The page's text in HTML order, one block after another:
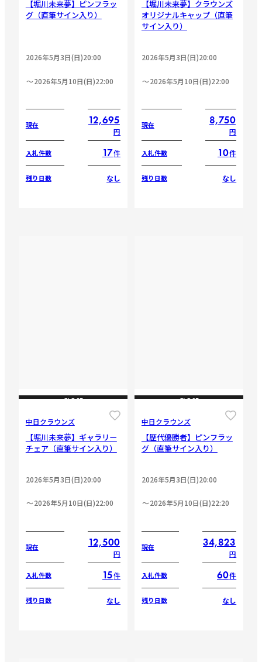
【堀川未来夢】ピンフラッ
グ（直筆サイン入り）
2026年5月3日(日)20:00
2026年5月10日(日)22:00
現在 12,695
円
入札件数 17件
残り日数 なし
【堀川未来夢】クラウンズ
オリジナルキャップ（直筆
サイン入り）
2026年5月3日(日)20:00
2026年5月10日(日)22:00
現在 8,750
円
入札件数 10件
残り日数 なし
CLOSE
中日クラウンズ
【堀川未来夢】ギャラリー
チェア（直筆サイン入り）
2026年5月3日(日)20:00
2026年5月10日(日)22:00
現在 12,500
円
入札件数 15件
残り日数 なし
CLOSE
中日クラウンズ
【歴代優勝者】ピンフラッ
グ（直筆サイン入り）
2026年5月3日(日)20:00
2026年5月10日(日)22:20
現在 34,823
円
入札件数 60件
残り日数 なし